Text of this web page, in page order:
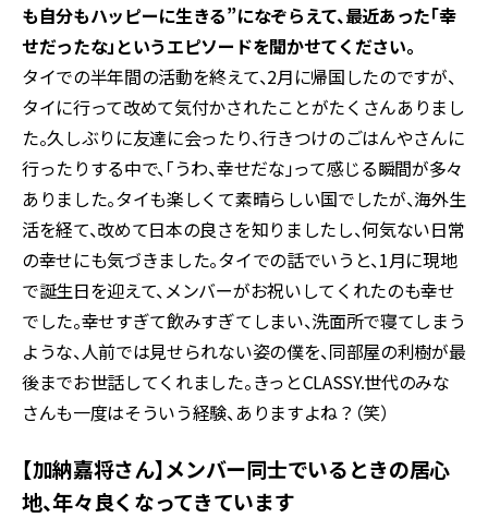
も自分もハッピーに生きる”になぞらえて、最近あった「幸
せだったな」というエピソードを聞かせてください。
タイでの半年間の活動を終えて、2月に帰国したのですが、
タイに行って改めて気付かされたことがたくさんありまし
た。久しぶりに友達に会ったり、行きつけのごはんやさんに
行ったりする中で、「うわ、幸せだな」って感じる瞬間が多々
ありました。タイも楽しくて素晴らしい国でしたが、海外生
活を経て、改めて日本の良さを知りましたし、何気ない日常
の幸せにも気づきました。タイでの話でいうと、1月に現地
で誕生日を迎えて、メンバーがお祝いしてくれたのも幸せ
でした。幸せすぎて飲みすぎてしまい、洗面所で寝てしまう
ような、人前では見せられない姿の僕を、同部屋の利樹が最
後までお世話してくれました。きっとCLASSY.世代のみな
さんも一度はそういう経験、ありますよね？（笑）
【加納嘉将さん】メンバー同士でいるときの居心
地、年々良くなってきています